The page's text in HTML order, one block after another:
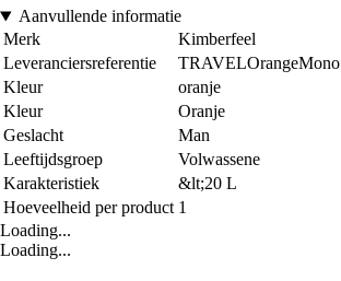
Aanvullende informatie
Merk
Kimberfeel
Leveranciersreferentie
TRAVELOrangeMono
Kleur
oranje
Kleur
Oranje
Geslacht
Man
Leeftijdsgroep
Volwassene
Karakteristiek
&lt;20 L
Hoeveelheid per product 1
Loading...
Loading...